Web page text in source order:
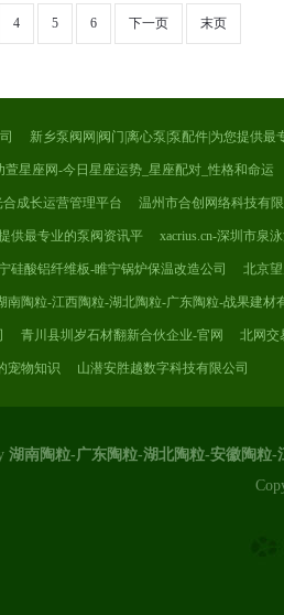
4 5 6 下一页 末页
新乡泵阀网|阀门|离心泵|泵配件|为您提供最
萱星座网-今日星座运势_星座配对_性格和命运
合成长运营管理平台 温州市合创网络科技有
供最专业的泵阀资讯平 xacrius.cn-深圳市泉
硅酸铝纤维板-睢宁锅炉保温改造公司 北京
南陶粒-江西陶粒-湖北陶粒-广东陶粒-战果建材
青川县圳岁石材翻新合伙企业-官网 北网交
宠物知识 山潜安胜越数字科技有限公司
湖南陶粒-广东陶粒-湖北陶粒-安徽陶粒